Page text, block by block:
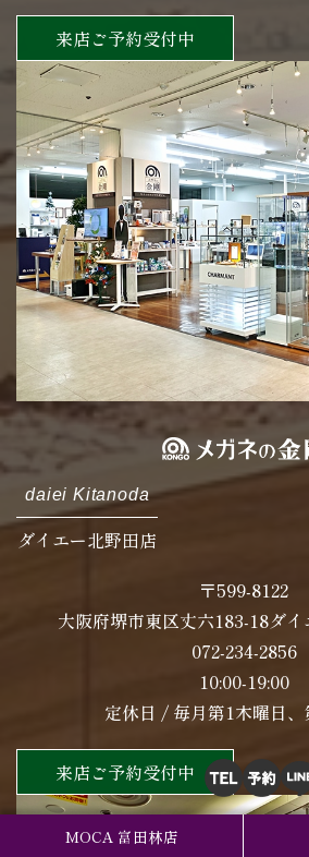
MOCA 富田林店
来店ご予約受付中
daiei Kitanoda
ダイエー北野田店
〒599-8122
大阪府堺市東区丈六183-18ダ
072-234-2856
10:00-19:00
定休日 / 毎月第1木曜日、
来店ご予約受付中